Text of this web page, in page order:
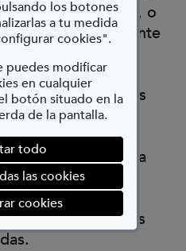
los botones
a tu medida
cookies".
puedes modificar
en cualquier
botón situado en la
de la pantalla.
todo
las cookies
cookies(abre en ventana
de la realidad, o
habitualmente
de
a otros
iluminados
las que están
de la
elementos de la
gotas de
de imaginación,
de ánimo, y trozos